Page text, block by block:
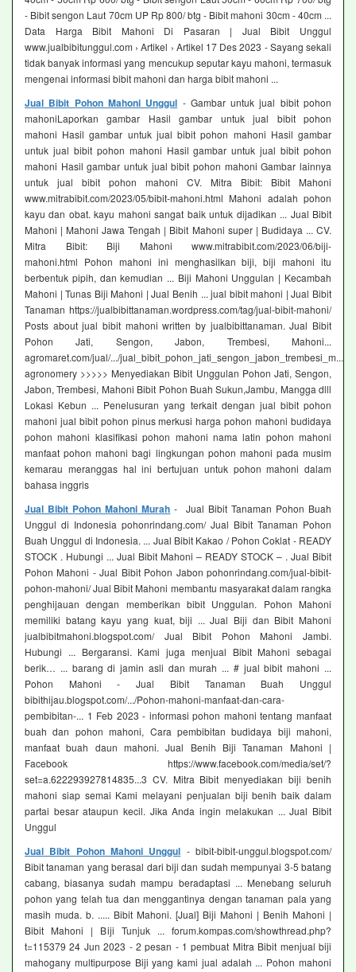
- Bibit sengon Laut 70cm UP Rp 800/ btg - Bibit mahoni 30cm - 40cm ...
Data Harga Bibit Mahoni Di Pasaran | Jual Bibit Unggul
www.jualbibitunggul.com › Artikel › Artikel 17 Des 2023 - Sayang sekali
tidak banyak informasi yang mencukup seputar kayu mahoni, termasuk
mengenai informasi bibit mahoni dan harga bibit mahoni ...
Jual Bibit Pohon Mahoni Unggul - Gambar untuk jual bibit pohon
mahoniLaporkan gambar Hasil gambar untuk jual bibit pohon
mahoni Hasil gambar untuk jual bibit pohon mahoni Hasil gambar
untuk jual bibit pohon mahoni Hasil gambar untuk jual bibit pohon
mahoni Hasil gambar untuk jual bibit pohon mahoni Gambar lainnya
untuk jual bibit pohon mahoni CV. Mitra Bibit: Bibit Mahoni
www.mitrabibit.com/2023/05/bibit-mahoni.html Mahoni adalah pohon
kayu dan obat. kayu mahoni sangat baik untuk dijadikan ... Jual Bibit
Mahoni | Mahoni Jawa Tengah | Bibit Mahoni super | Budidaya ... CV.
Mitra Bibit: Biji Mahoni www.mitrabibit.com/2023/06/biji-
mahoni.html Pohon mahoni ini menghasilkan biji, biji mahoni itu
berbentuk pipih, dan kemudian ... Biji Mahoni Unggulan | Kecambah
Mahoni | Tunas Biji Mahoni | Jual Benih ... jual bibit mahoni | Jual Bibit
Tanaman https://jualbibittanaman.wordpress.com/tag/jual-bibit-mahoni/
Posts about jual bibit mahoni written by jualbibittanaman. Jual Bibit
Pohon Jati, Sengon, Jabon, Trembesi, Mahoni...
agromaret.com/jual/.../jual_bibit_pohon_jati_sengon_jabon_trembesi_m...
agronomery >>>>> Menyediakan Bibit Unggulan Pohon Jati, Sengon,
Jabon, Trembesi, Mahoni Bibit Pohon Buah Sukun,Jambu, Mangga dlll
Lokasi Kebun ... Penelusuran yang terkait dengan jual bibit pohon
mahoni jual bibit pohon pinus merkusi harga pohon mahoni budidaya
pohon mahoni klasifikasi pohon mahoni nama latin pohon mahoni
manfaat pohon mahoni bagi lingkungan pohon mahoni pada musim
kemarau meranggas hal ini bertujuan untuk pohon mahoni dalam
bahasa inggris
Jual Bibit Pohon Mahoni Murah - Jual Bibit Tanaman Pohon Buah
Unggul di Indonesia pohonrindang.com/ Jual Bibit Tanaman Pohon
Buah Unggul di Indonesia. ... Jual Bibit Kakao / Pohon Coklat - READY
STOCK . Hubungi ... Jual Bibit Mahoni – READY STOCK – . Jual Bibit
Pohon Mahoni - Jual Bibit Pohon Jabon pohonrindang.com/jual-bibit-
pohon-mahoni/ Jual Bibit Mahoni membantu masyarakat dalam rangka
penghijauan dengan memberikan bibit Unggulan. Pohon Mahoni
memiliki batang kayu yang kuat, biji ... Jual Biji dan Bibit Mahoni
jualbibitmahoni.blogspot.com/ Jual Bibit Pohon Mahoni Jambi.
Hubungi ... Bergaransi. Kami juga menjual Bibit Mahoni sebagai
berik… ... barang di jamin asli dan murah ... # jual bibit mahoni ...
Pohon Mahoni - Jual Bibit Tanaman Buah Unggul
bibithijau.blogspot.com/.../Pohon-mahoni-manfaat-dan-cara-
pembibitan-... 1 Feb 2023 - informasi pohon mahoni tentang manfaat
buah dan pohon mahoni, Cara pembibitan budidaya biji mahoni,
manfaat buah daun mahoni. Jual Benih Biji Tanaman Mahoni |
Facebook https://www.facebook.com/media/set/?
set=a.622293927814835...3 CV. Mitra Bibit menyediakan biji benih
mahoni siap semai Kami melayani penjualan biji benih baik dalam
partai besar ataupun kecil. Jika Anda ingin melakukan ... Jual Bibit
Unggul
Jual Bibit Pohon Mahoni Unggul - bibit-bibit-unggul.blogspot.com/
Bibit tanaman yang berasal dari biji dan sudah mempunyai 3-5 batang
cabang, biasanya sudah mampu beradaptasi ... Menebang seluruh
pohon yang telah tua dan menggantinya dengan tanaman pala yang
masih muda. b. ..... Bibit Mahoni. [Jual] Biji Mahoni | Benih Mahoni |
Bibit Mahoni | Biji Tunjuk ... forum.kompas.com/showthread.php?
t=115379 24 Jun 2023 - 2 pesan - ‎1 pembuat Mitra Bibit menjual biji
mahogany multipurpose Biji yang kami jual adalah ... Pohon mahoni